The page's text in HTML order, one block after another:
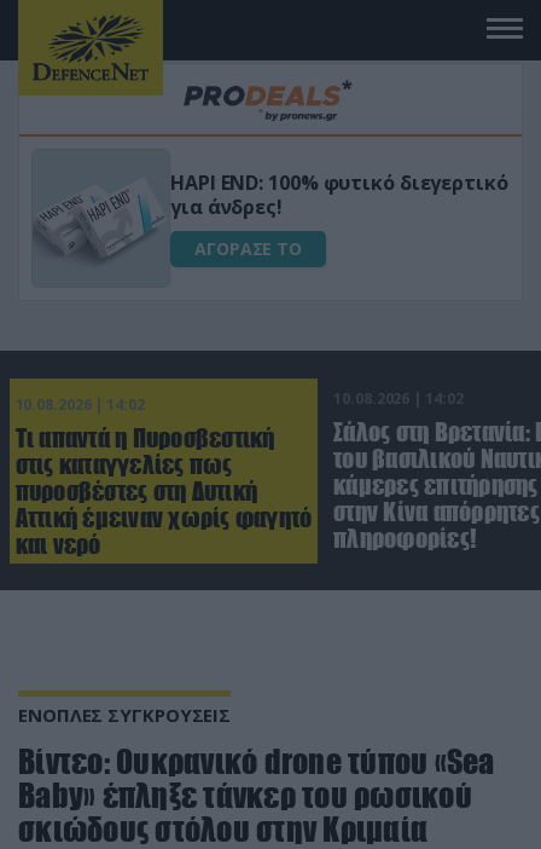
Μεταμόρφωσε τον κήπο σου με το
Ultra Box Μίνι Αλυσοπρίονο με
μπαταρία λιθίου
ΑΓΟΡΑΣΕ ΤΟ
10.08.2026 | 14:02
Τι απαντά η Πυροσβεστική
στις καταγγελίες πως
πυροσβέστες στη Δυτική
Αττική έμειναν χωρίς φαγητό
και νερό
10.08.2026 | 14:02
Σάλος στη Βρετανία:
του βασιλικού
κάμερες
στην Κίνα απόρρητες
πληροφορίες!
ΕΝΟΠΛΕΣ ΣΥΓΚΡΟΥΣΕΙΣ
Βίντεο: Ουκρανικό drone τύπου «Sea
Baby» έπληξε τάνκερ του ρωσικού
σκιώδους στόλου στην Κριμαία